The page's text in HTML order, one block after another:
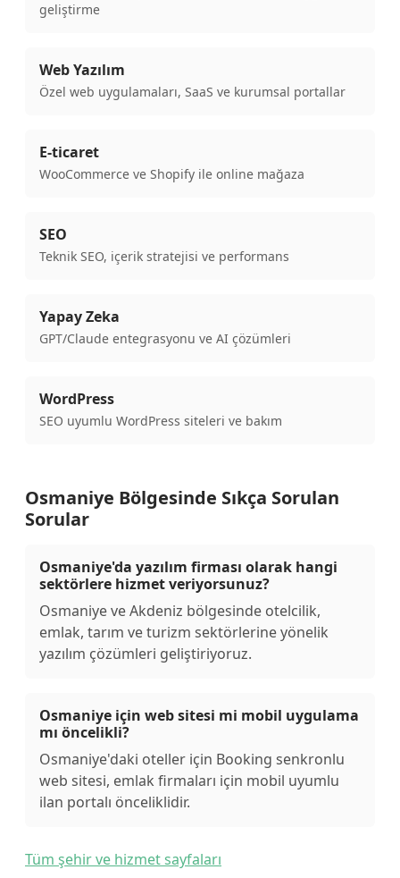
geliştirme
Web Yazılım
Özel web uygulamaları, SaaS ve kurumsal portallar
E-ticaret
WooCommerce ve Shopify ile online mağaza
SEO
Teknik SEO, içerik stratejisi ve performans
Yapay Zeka
GPT/Claude entegrasyonu ve AI çözümleri
WordPress
SEO uyumlu WordPress siteleri ve bakım
Osmaniye Bölgesinde Sıkça Sorulan
Sorular
Osmaniye'da yazılım firması olarak hangi
sektörlere hizmet veriyorsunuz?
Osmaniye ve Akdeniz bölgesinde otelcilik,
emlak, tarım ve turizm sektörlerine yönelik
yazılım çözümleri geliştiriyoruz.
Osmaniye için web sitesi mi mobil uygulama
mı öncelikli?
Osmaniye'daki oteller için Booking senkronlu
web sitesi, emlak firmaları için mobil uyumlu
ilan portalı önceliklidir.
Tüm şehir ve hizmet sayfaları